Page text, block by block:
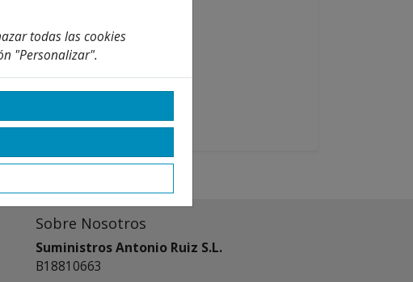
Sobre Nosotros
Suministros Antonio Ruiz S.L.
B18810663
todas las cookies
"Personalizar".